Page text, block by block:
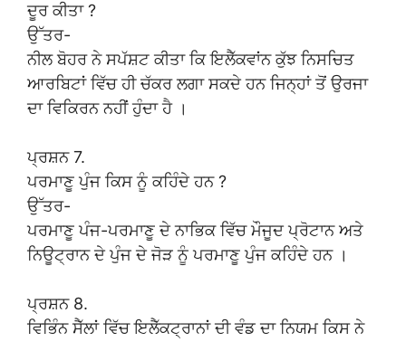
ਦੂਰ ਕੀਤਾ ?
ਉੱਤਰ-
ਨੀਲ ਬੋਹਰ ਨੇ ਸਪੱਸ਼ਟ ਕੀਤਾ ਕਿ ਇਲੈੱਕਵਾਂਨ ਕੁੱਝ ਨਿਸਚਿਤ
ਆਰਬਿਟਾਂ ਵਿੱਚ ਹੀ ਚੱਕਰ ਲਗਾ ਸਕਦੇ ਹਨ ਜਿਨ੍ਹਾਂ ਤੋਂ ਉਰਜਾ
ਦਾ ਵਿਕਿਰਨ ਨਹੀਂ ਹੁੰਦਾ ਹੈ ।
ਪ੍ਰਸ਼ਨ 7.
ਪਰਮਾਣੂ ਪੁੰਜ ਕਿਸ ਨੂੰ ਕਹਿੰਦੇ ਹਨ ?
ਉੱਤਰ-
ਪਰਮਾਣੂ ਪੰਜ-ਪਰਮਾਣੂ ਦੇ ਨਾਭਿਕ ਵਿੱਚ ਮੌਜੂਦ ਪ੍ਰੋਟਾਨ ਅਤੇ
ਨਿਊਟ੍ਰਾਨ ਦੇ ਪੁੰਜ ਦੇ ਜੋੜ ਨੂੰ ਪਰਮਾਣੂ ਪੁੰਜ ਕਹਿੰਦੇ ਹਨ ।
ਪ੍ਰਸ਼ਨ 8.
ਵਿਭਿੰਨ ਸੈੱਲਾਂ ਵਿੱਚ ਇਲੈੱਕਟ੍ਰਾਨਾਂ ਦੀ ਵੰਡ ਦਾ ਨਿਯਮ ਕਿਸ ਨੇ